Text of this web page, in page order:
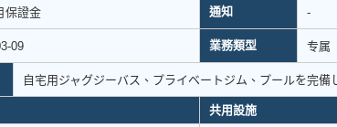
保證金 通知 -
09 業務類型 专属
自宅用ジャグジーバス、プライベートジム、プールを完
共用設施